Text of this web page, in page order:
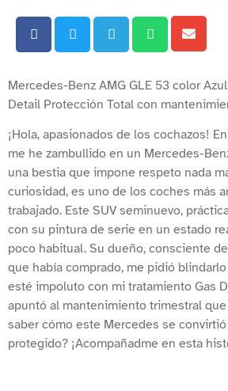
Mercedes-Benz AMG GLE 53 color
Detail Protección Total con
¡Hola, apasionados de los cochazos!
me he zambullido en un Mercedes-
una bestia que impone respeto nada
curiosidad, es uno de los coches más
trabajado. Este SUV seminuevo,
con su pintura de serie en un estado
poco habitual. Su dueño, consciente
que había comprado, me pidió
esté impoluto con mi tratamiento Gas
apuntó al mantenimiento trimestral
saber cómo este Mercedes se
protegido? ¡Acompañadme en esta